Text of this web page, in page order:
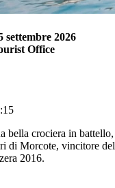
settembre 2026
Office
bella crociera in
di Morcote, vincitore
2016.